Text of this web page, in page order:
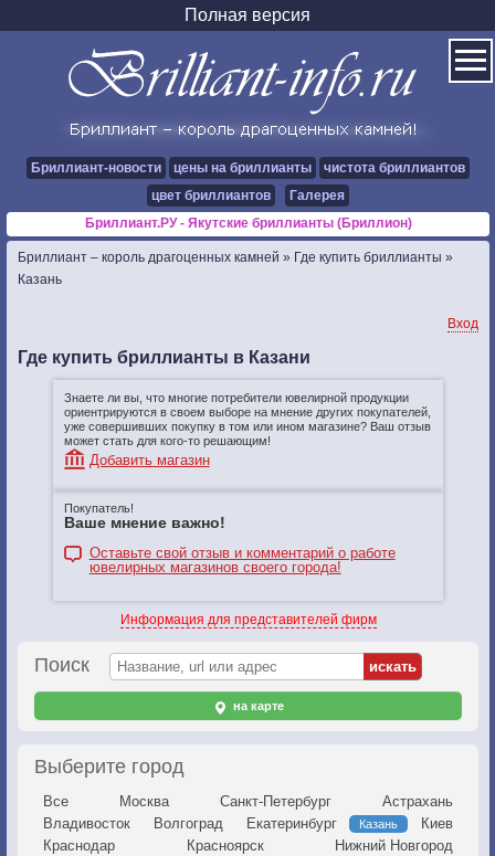
Полная версия
Бриллиант-новости цены на бриллианты
чистота бриллиантов
цвет бриллиантов
Галерея
Бриллиант.РУ - Якутские бриллианты (Бриллион)
Бриллиант – король драгоценных камней » Где купить бриллианты »
Казань
Вход
Где купить бриллианты в Казани
Знаете ли вы, что многие потребители ювелирной продукции
ориентрируются в своем выборе на мнение других покупателей,
уже совершивших покупку в том или ином магазине? Ваш отзыв
может стать для кого-то решающим!
Добавить магазин
Покупатель!
Ваше мнение важно!
Оставьте свой отзыв и комментарий о работе
ювелирных магазинов своего города!
Информация для представителей фирм
Поиск
на карте
Выберите город
Все Москва Санкт-Петербург
Астрахань
Владивосток
Волгоград Екатеринбург Казань
Киев
Краснодар
Красноярск
Нижний Новгород